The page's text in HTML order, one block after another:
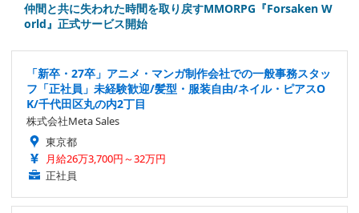
仲間と共に失われた時間を取り戻すMMORPG『Forsaken W
orld』正式サービス開始
「新卒・27卒」アニメ・マンガ制作会社での一般事務スタッ
フ「正社員」未経験歓迎/髪型・服装自由/ネイル・ピアスO
K/千代田区丸の内2丁目
株式会社Meta Sales
東京都
月給26万3,700円～32万円
正社員